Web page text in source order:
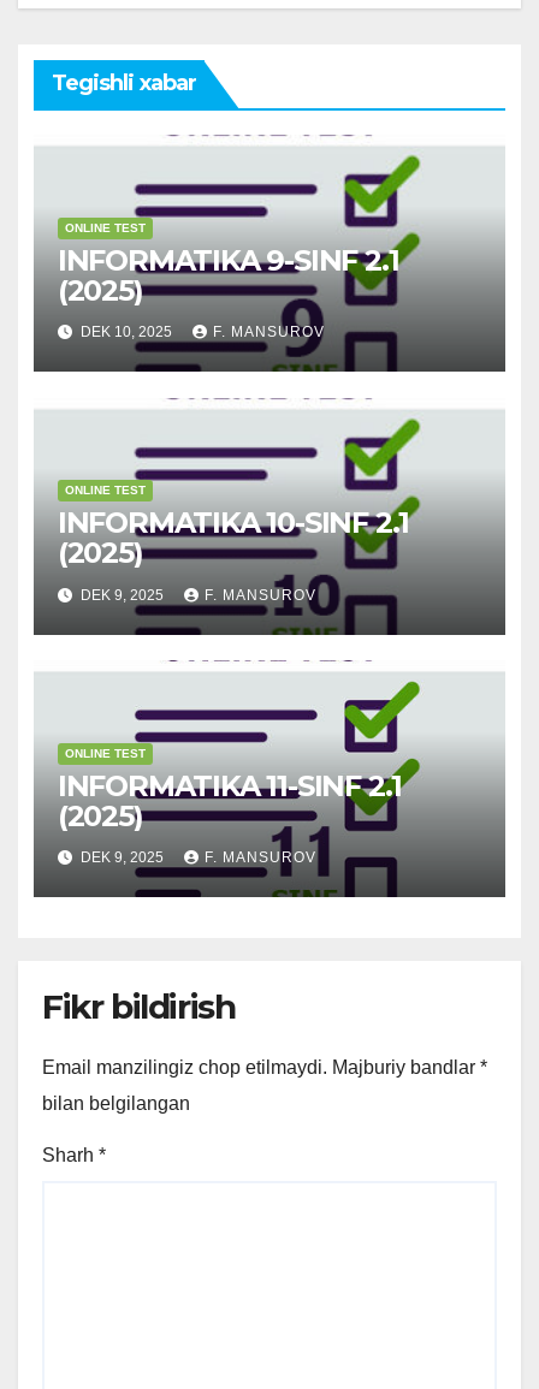
Tegishli xabar
ONLINE TEST
INFORMATIKA 9-SINF 2.1
(2025)
DEK 10, 2025 F. MANSUROV
ONLINE TEST
INFORMATIKA 10-SINF 2.1
(2025)
DEK 9, 2025 F. MANSUROV
ONLINE TEST
INFORMATIKA 11-SINF 2.1
(2025)
DEK 9, 2025 F. MANSUROV
Fikr bildirish
Email manzilingiz chop etilmaydi. Majburiy bandlar *
bilan belgilangan
Sharh *